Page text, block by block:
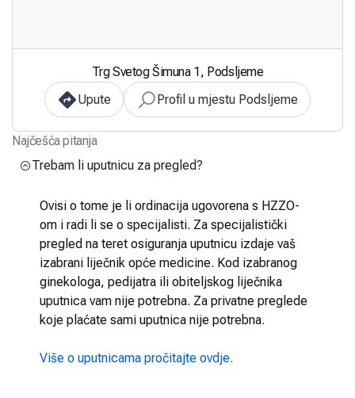
Trg Svetog Šimuna 1, Podsljeme
Upute
Profil u mjestu Podsljeme
Najčešća pitanja
Trebam li uputnicu za pregled?
Ovisi o tome je li ordinacija ugovorena s HZZO-
om i radi li se o specijalisti. Za specijalistički
pregled na teret osiguranja uputnicu izdaje vaš
izabrani liječnik opće medicine. Kod izabranog
ginekologa, pedijatra ili obiteljskog liječnika
uputnica vam nije potrebna. Za privatne preglede
koje plaćate sami uputnica nije potrebna.
Više o uputnicama pročitajte ovdje.